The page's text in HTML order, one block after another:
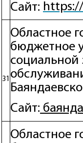
Сайт:
31
Областное
бюджетное
Сайт:
Областное